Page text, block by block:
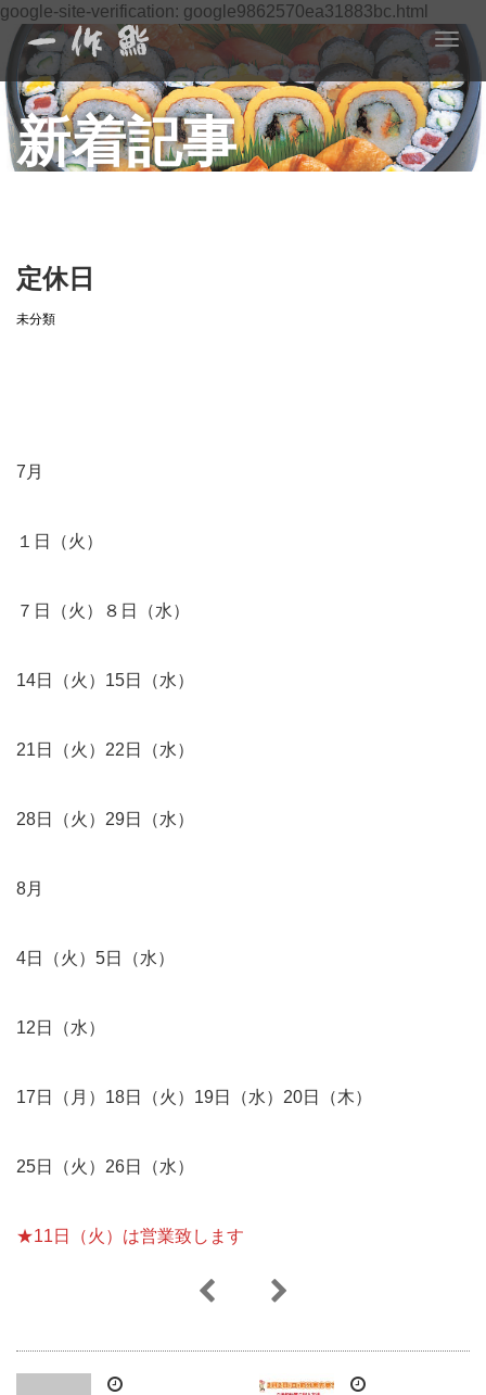
google-site-verification: google9862570ea31883bc.html
T
o
g
g
l
e
新着記事
定休日
未分類
7月
１日（火）
７日（火）８日（水）
14日（火）15日（水）
21日（火）22日（水）
28日（火）29日（水）
8月
4日（火）5日（水）
12日（水）
17日（月）18日（火）19日（水）20日（木）
25日（火）26日（水）
★11日（火）は営業致します